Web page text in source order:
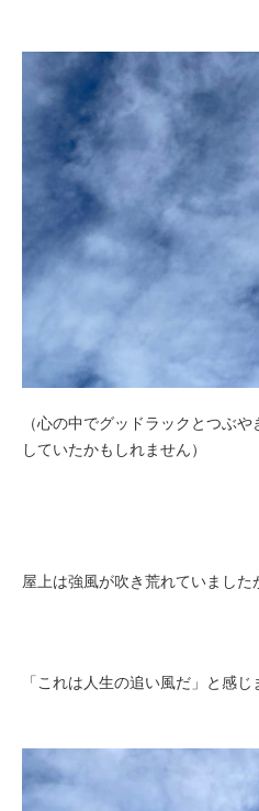
（心の中でグッドラックとつぶ
していたかもしれません）
屋上は強風が吹き荒れていました
「これは人生の追い風だ」と感じ